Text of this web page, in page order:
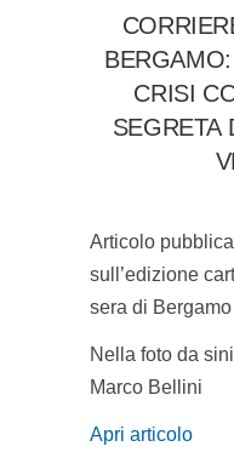
CRISI
SEGRETA
Articolo
sull’edizione
sera di Bergamo
Nella foto da
Marco Bellini
Apri articolo